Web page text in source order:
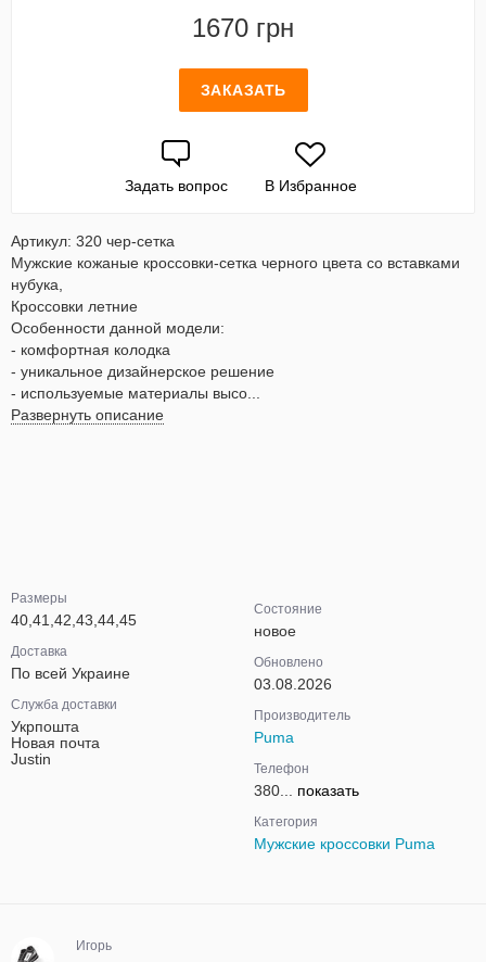
1670 грн
ЗАКАЗАТЬ
Задать вопрос В Избранное
Артикул: 320 чер-сетка
Мужские кожаные кроссовки-сетка черного цвета со вставками
нубука,
Кроссовки летние
Особенности данной модели:
- комфортная колодка
- уникальное дизайнерское решение
- используемые материалы высо...
Развернуть описание
Размеры
40,41,42,43,44,45
Доставка
По всей Украине
Служба доставки
Укрпошта
Новая почта
Justin
Состояние
новое
Обновлено
03.08.2026
Производитель
Puma
Телефон
380... показать
Категория
Мужские кроссовки Puma
Игорь